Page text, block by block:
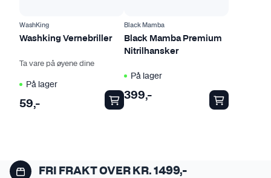
WashKing
Washking Vernebriller
Ta vare på øyene dine
På lager
59,-
Black Mamba
Black Mamba Premium
Nitrilhansker
På lager
399,-
o
d
u
e
f
FRI FRAKT OVER KR. 1499,-